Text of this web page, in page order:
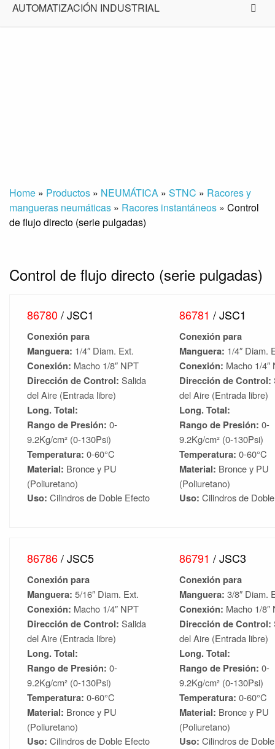
AUTOMATIZACIÓN INDUSTRIAL
Home » Productos » NEUMÁTICA » STNC » Racores y
mangueras neumáticas » Racores instantáneos » Control
de flujo directo (serie pulgadas)
Control de flujo directo (serie pulgadas)
86780/ JSC1
Conexión para
Manguera: 1/4″ Diam. Ext.
Conexión: Macho 1/8″ NPT
Dirección de Control: Salida
del Aire (Entrada libre)
Long. Total:
Rango de Presión: 0-
9.2Kg/cm² (0-130Psi)
Temperatura: 0-60°C
Material: Bronce y PU
(Poliuretano)
Uso: Cilindros de Doble Efecto
86781 / JSC1
Conexión para
Manguera: 1/4″ Diam.
Conexión: Macho 1/4″
Dirección de Control:
del Aire (Entrada libre)
Long. Total:
Rango de Presión: 0-
9.2Kg/cm² (0-130Psi)
Temperatura: 0-60°C
Material: Bronce y PU
(Poliuretano)
Uso: Cilindros de
86786/ JSC5
Conexión para
Manguera: 5/16″ Diam. Ext.
Conexión: Macho 1/4″ NPT
Dirección de Control: Salida
del Aire (Entrada libre)
Long. Total:
Rango de Presión: 0-
9.2Kg/cm² (0-130Psi)
Temperatura: 0-60°C
Material: Bronce y PU
(Poliuretano)
Uso: Cilindros de Doble Efecto
86791 / JSC3
Conexión para
Manguera: 3/8″ Diam.
Conexión: Macho 1/8″
Dirección de Control:
del Aire (Entrada libre)
Long. Total:
Rango de Presión: 0-
9.2Kg/cm² (0-130Psi)
Temperatura: 0-60°C
Material: Bronce y PU
(Poliuretano)
Uso: Cilindros de